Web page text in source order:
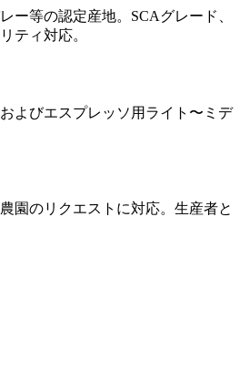
ー等の認定産地。SCAグレード、
ティ対応。
よびエスプレッソ用ライト〜ミデ
園のリクエストに対応。生産者と